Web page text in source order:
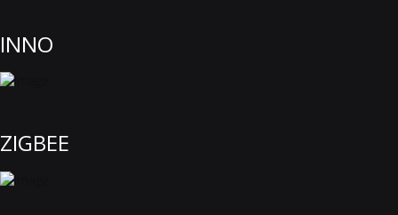
INNO
ZIGBEE